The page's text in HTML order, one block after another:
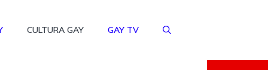
CULTURA GAY GAY TV